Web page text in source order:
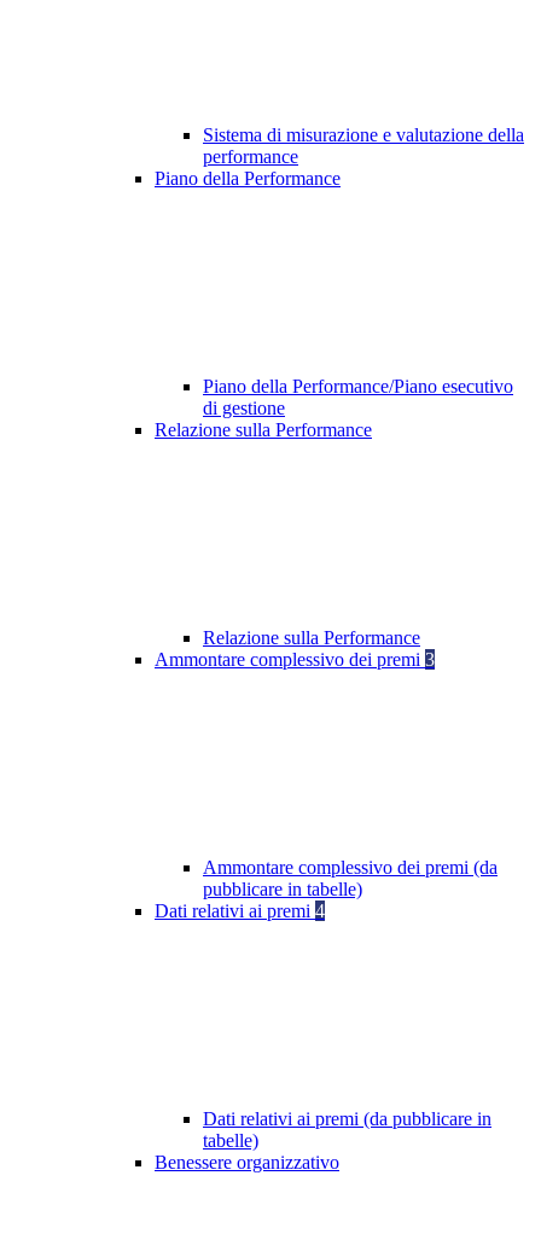
Sistema di misurazione e valutazione della
performance
Piano della Performance
Piano della Performance/Piano esecutivo
di gestione
Relazione sulla Performance
Relazione sulla Performance
Ammontare complessivo dei premi 3
Ammontare complessivo dei premi (da
pubblicare in tabelle)
Dati relativi ai premi 4
Dati relativi ai premi (da pubblicare in
tabelle)
Benessere organizzativo